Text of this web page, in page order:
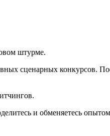
штурме.
сценарных конкурсов.
и обменяетесь